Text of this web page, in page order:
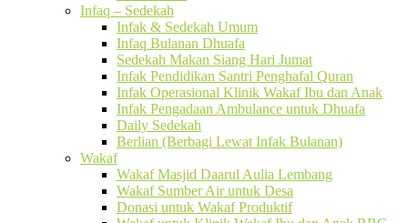
Infaq – Sedekah
Infak & Sedekah Umum
Infaq Bulanan Dhuafa
Sedekah Makan Siang Hari Jumat
Infak Pendidikan Santri Penghafal Quran
Infak Operasional Klinik Wakaf Ibu dan Anak
Infak Pengadaan Ambulance untuk Dhuafa
Daily Sedekah
Berlian (Berbagi Lewat Infak Bulanan)
Wakaf
Wakaf Masjid Daarul Aulia Lembang
Wakaf Sumber Air untuk Desa
Donasi untuk Wakaf Produktif